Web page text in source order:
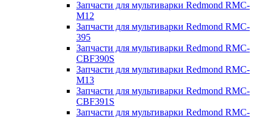
Запчасти для мультиварки Redmond RMC-
M12
Запчасти для мультиварки Redmond RMC-
395
Запчасти для мультиварки Redmond RMC-
CBF390S
Запчасти для мультиварки Redmond RMC-
M13
Запчасти для мультиварки Redmond RMC-
CBF391S
Запчасти для мультиварки Redmond RMC-